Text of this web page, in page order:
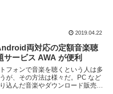
2019.04.22
両対応の定額音楽聴
サービス AWA が便利
フォンで音楽を聴くという人は多
が、その方法は様々だ。PC など
込んだ音楽やダウンロード販売し